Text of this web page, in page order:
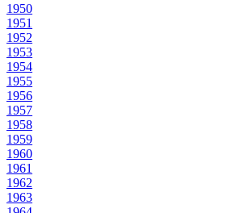
1950
1951
1952
1953
1954
1955
1956
1957
1958
1959
1960
1961
1962
1963